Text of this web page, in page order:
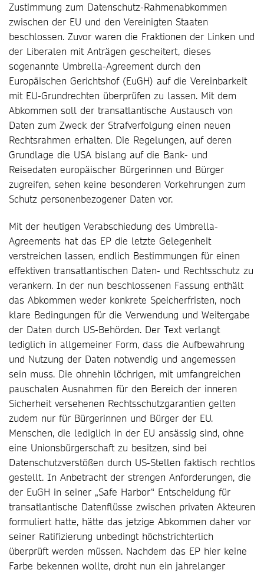
Zustimmung zum Datenschutz-Rahmenabkommen
zwischen der EU und den Vereinigten Staaten
beschlossen. Zuvor waren die Fraktionen der Linken und
der Liberalen mit Anträgen gescheitert, dieses
sogenannte Umbrella-Agreement durch den
Europäischen Gerichtshof (EuGH) auf die Vereinbarkeit
mit EU-Grundrechten überprüfen zu lassen. Mit dem
Abkommen soll der transatlantische Austausch von
Daten zum Zweck der Strafverfolgung einen neuen
Rechtsrahmen erhalten. Die Regelungen, auf deren
Grundlage die USA bislang auf die Bank- und
Reisedaten europäischer Bürgerinnen und Bürger
zugreifen, sehen keine besonderen Vorkehrungen zum
Schutz personenbezogener Daten vor.
Mit der heutigen Verabschiedung des Umbrella-
Agreements hat das EP die letzte Gelegenheit
verstreichen lassen, endlich Bestimmungen für einen
effektiven transatlantischen Daten- und Rechtsschutz zu
verankern. In der nun beschlossenen Fassung enthält
das Abkommen weder konkrete Speicherfristen, noch
klare Bedingungen für die Verwendung und Weitergabe
der Daten durch US-Behörden. Der Text verlangt
lediglich in allgemeiner Form, dass die Aufbewahrung
und Nutzung der Daten notwendig und angemessen
sein muss. Die ohnehin löchrigen, mit umfangreichen
pauschalen Ausnahmen für den Bereich der inneren
Sicherheit versehenen Rechtsschutzgarantien gelten
zudem nur für Bürgerinnen und Bürger der EU.
Menschen, die lediglich in der EU ansässig sind, ohne
eine Unionsbürgerschaft zu besitzen, sind bei
Datenschutzverstößen durch US-Stellen faktisch rechtlos
gestellt. In Anbetracht der strengen Anforderungen, die
der EuGH in seiner „Safe Harbor“ Entscheidung für
transatlantische Datenflüsse zwischen privaten Akteuren
formuliert hatte, hätte das jetzige Abkommen daher vor
seiner Ratifizierung unbedingt höchstrichterlich
überprüft werden müssen. Nachdem das EP hier keine
Farbe bekennen wollte, droht nun ein jahrelanger